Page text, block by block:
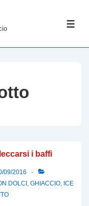
i baffi
09/2016
DOLCI , GHIACCIO, ICE